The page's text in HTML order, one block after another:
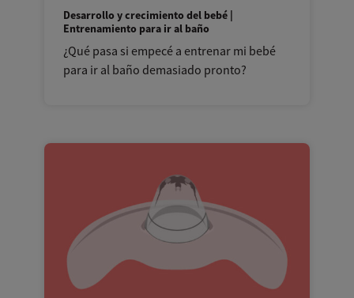
Desarrollo y crecimiento del bebé |
Entrenamiento para ir al baño
¿Qué pasa si empecé a entrenar mi bebé
para ir al baño demasiado pronto?